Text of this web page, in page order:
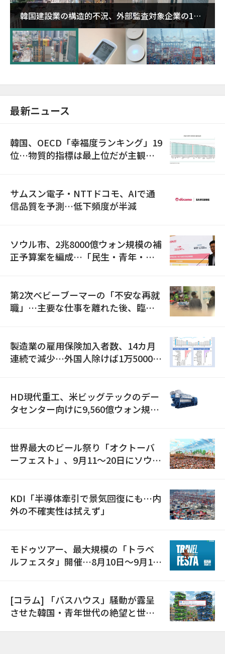
韓国建設業の構造的不況、外部監査対象企業の1割
超が「ゾンビ企業」に…5年で2.8倍増
最新ニュース
韓国、OECD「幸福度ランキング」19
位…物質的指標は最上位だが主観的
サムスン電子・NTTドコモ、AIで通
信品質を予測…低下頻度が半減
ソウル市、2兆8000億ウォン規模の補
正予算案を編成…「民生・青年・安
第2次ベビーブーマーの「不安な再就
職」…主要な仕事を離れた後、臨時
製造業の雇用保険加入者数、14カ月
連続で減少…外国人除けば1万5000人
HD現代重工、米ビッグテックのデー
タセンター向けに9,560億ウォン規模
世界最大のビール祭り「オクトーバ
ーフェスト」、9月11〜20日にソウル
KDI「半導体牽引で景気回復にも…内
外の不確実性は拭えず」
モドゥツアー、最大規模の「トラベ
ルフェスタ」開催…8月10日～9月11
[コラム] 「バスハウス」騒動が露呈
させた韓国・青年世代の絶望と世代